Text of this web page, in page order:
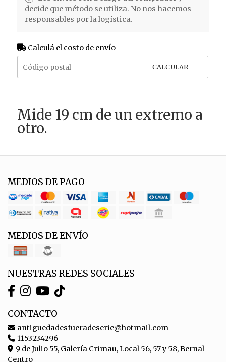
decide que método se utiliza. No nos hacemos
responsables por la logística.
Calculá el costo de envío
CALCULAR
Mide 19 cm de un extremo a
otro.
MEDIOS DE PAGO
MEDIOS DE ENVÍO
NUESTRAS REDES SOCIALES
CONTACTO
antiguedadesfueradeserie@hotmail.com
1153234296
9 de Julio 55, Galería Crimau, Local 56, 57 y 58, Bernal
Centro